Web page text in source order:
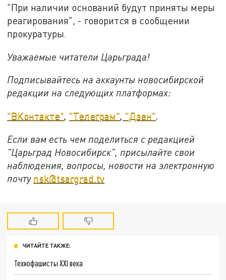
"При наличии оснований будут приняты меры
реагирования", - говорится в сообщении
прокуратуры.
Уважаемые читатели Царьграда!
Подписывайтесь на аккаунты новосибирской
редакции на следующих платформах:
"ВКонтакте", "Телеграм", "Дзен".
Если вам есть чем поделиться с редакцией
"Царьград Новосибирск", присылайте свои
наблюдения, вопросы, новости на электронную
почту nsk@tsargrad.tv
ЧИТАЙТЕ ТАКЖЕ:
Технофашисты XXI века